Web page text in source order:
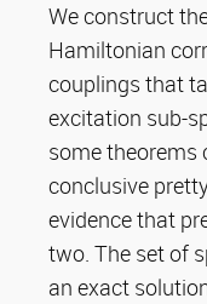
We construct
Hamiltonian
couplings that
excitation sub-
some theorems
conclusive
evidence that
two. The set of
an exact